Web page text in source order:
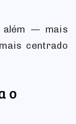
além — mais
centrado
o